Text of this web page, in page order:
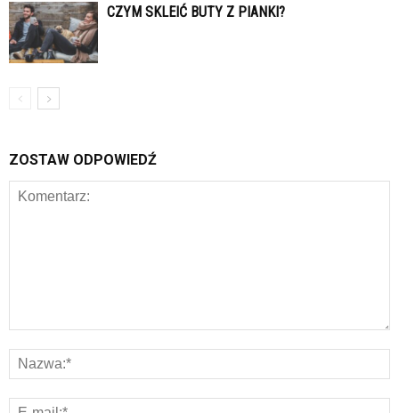
CZYM SKLEIĆ BUTY Z PIANKI?
ZOSTAW ODPOWIEDŹ